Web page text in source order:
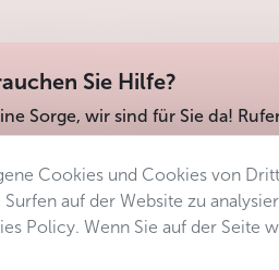
Sie Hilfe?
Sorge, wir sind für Sie da!
Datenschutz
Cookies und Cookies von
auf der Website zu
Policy. Wenn Sie auf der Seite